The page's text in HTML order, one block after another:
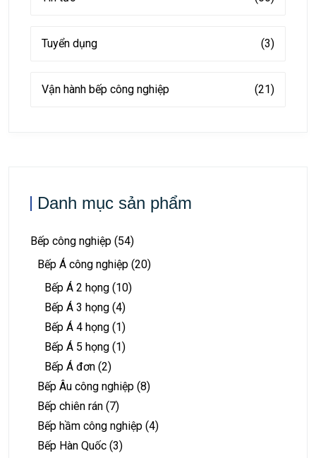
Tuyển dụng (3)
Vận hành bếp công nghiệp (21)
Danh mục sản phẩm
Bếp công nghiệp (54)
Bếp Á công nghiệp (20)
Bếp Á 2 họng (10)
Bếp Á 3 họng (4)
Bếp Á 4 họng (1)
Bếp Á 5 họng (1)
Bếp Á đơn (2)
Bếp Âu công nghiệp (8)
Bếp chiên rán (7)
Bếp hầm công nghiệp (4)
Bếp Hàn Quốc (3)